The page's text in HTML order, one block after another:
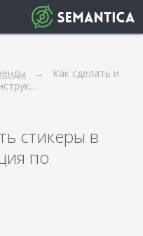
Как сделать и
стикеры в
по